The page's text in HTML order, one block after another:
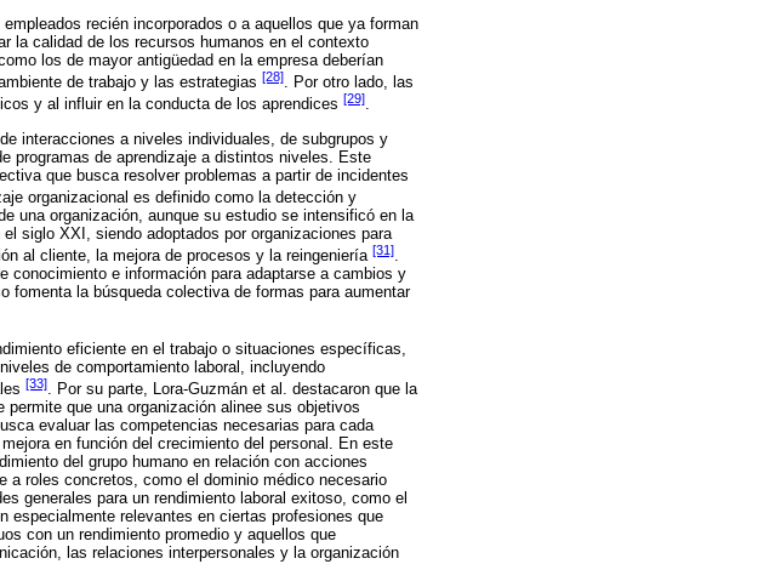
recién incorporados o a aquellos que ya forman
la calidad de los recursos humanos en el contexto
los de mayor antigüedad en la empresa deberían
de trabajo y las estrategias [28]
. Por otro lado, las
y al influir en la conducta de los aprendices [29].
interacciones a niveles individuales, de subgrupos y
programas de aprendizaje a distintos niveles. Este
que busca resolver problemas a partir de incidentes
organizacional es definido como la detección y
una organización, aunque su estudio se intensificó en la
siglo XXI, siendo adoptados por organizaciones para
al cliente, la mejora de procesos y la reingeniería [31].
conocimiento e información para adaptarse a cambios y
la búsqueda colectiva de formas para aumentar
eficiente en el trabajo o situaciones específicas,
de comportamiento laboral, incluyendo
[33]. Por su parte, Lora-Guzmán et al. destacaron que la
que una organización alinee sus objetivos
evaluar las competencias necesarias para cada
en función del crecimiento del personal. En este
del grupo humano en relación con acciones
roles concretos, como el dominio médico necesario
generales para un rendimiento laboral exitoso, como el
especialmente relevantes en ciertas profesiones que
con un rendimiento promedio y aquellos que
las relaciones interpersonales y la organización